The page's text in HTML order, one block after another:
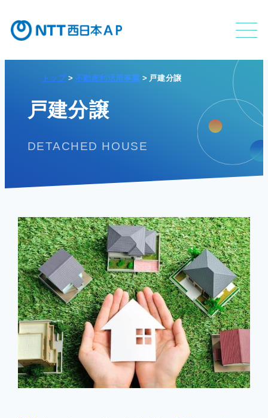
お知らせ
不動産利活用事業
APの特長
企業情報
戸建分譲
DETACHED HOUSE
トップ 不動産利活用事業 戸建分譲